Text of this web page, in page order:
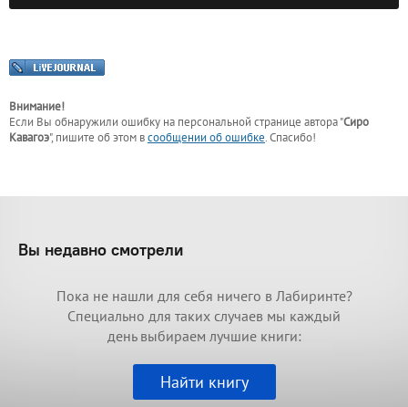
Внимание!
Если Вы обнаружили ошибку на персональной странице автора "Сиро
Кавагоэ", пишите об этом всообщении об ошибке. Спасибо!
Вы недавно смотрели
Пока не нашли для себя ничего в Лабиринте?
Специально для таких случаев мы каждый
день выбираем лучшие книги:
Найти книгу